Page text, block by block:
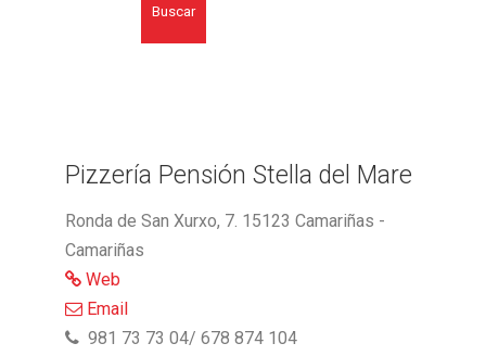
Buscar
Pizzería Pensión Stella del Mare
Ronda de San Xurxo, 7. 15123 Camariñas -
Camariñas
Web
Email
981 73 73 04/ 678 874 104